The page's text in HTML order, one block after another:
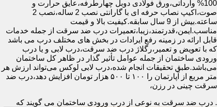
100% وارداتی،ورق فولادی دوبل چهارطرفه،عایق حرارت و
صوت،اکیپ نصاب حرفه ای با گارانتی نصب 2 ساله،نصب 2
ساعته.بیش از 9 سال سابقه.کیفیت بالا و قیمت
مناسب.ایمن،قدرتمند،زیبا،تعمیرات درب ضد سرقت از جمله خدمات
قابل ارائه در زمینه رفع ایرادات در بخش های مختلف درب می باشد
که با تعویض و تعمیر،رگلاژ درب ضد سرقت،درب لابی و یا درب
ورودی ساختمان از جمله عوامل تأثیر گذار در ظاهر کل ساختمان
می‌باشد.طبق تحقیقات انجام شده،درب لابی لوکس می‌تواند ارزش هر
متر مربع از آپارتمان را ۱۰۰ تا ۵۰۰ هزار تومان افزایش دهد،درب ضد
سرقت چینی در رزن،
. درب ضد سرقت به نوعی از درب ورودی ساختمان می گویند که